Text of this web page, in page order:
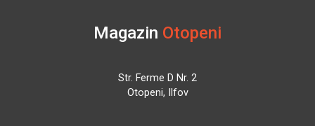
Magazin Otopeni
Str. Ferme D Nr. 2
Otopeni, Ilfov